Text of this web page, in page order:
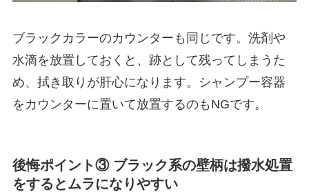
ブラックカラーのカウンターも同じです。洗剤や
水滴を放置しておくと、跡として残ってしまうた
め、拭き取りが肝心になります。シャンプー容器
をカウンターに置いて放置するのもNGです。
後悔ポイント③ ブラック系の壁柄は撥水処置
をするとムラになりやすい